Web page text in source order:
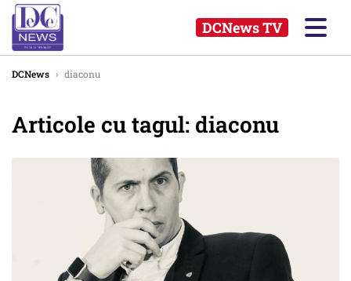
DCNews TV
DCNews › diaconu
Articole cu tagul: diaconu